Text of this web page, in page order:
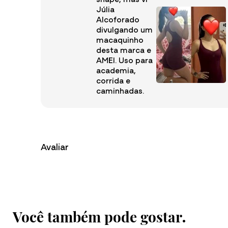
Júlia
Alcoforado
divulgando um
macaquinho
desta marca e
AMEI. Uso para
academia,
corrida e
caminhadas.
Avaliar
Você também pode gostar